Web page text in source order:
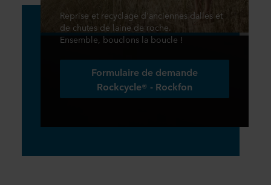
Reprise et recyclage d'anciennes dalles et
de chutes de laine de roche.
Ensemble, bouclons la boucle !
Formulaire de demande
Rockcycle® - Rockfon